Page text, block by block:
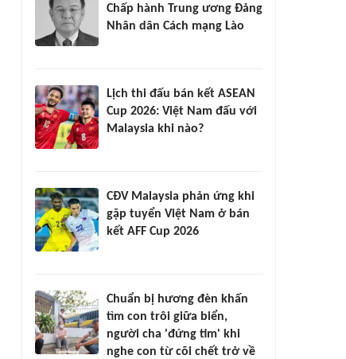
Chấp hành Trung ương Đảng
Nhân dân Cách mạng Lào
Lịch thi đấu bán kết ASEAN
Cup 2026: Việt Nam đấu với
Malaysia khi nào?
CĐV Malaysia phản ứng khi
gặp tuyển Việt Nam ở bán
kết AFF Cup 2026
Chuẩn bị hương đèn khấn
tìm con trôi giữa biển,
người cha 'đứng tim' khi
nghe con từ cõi chết trở về